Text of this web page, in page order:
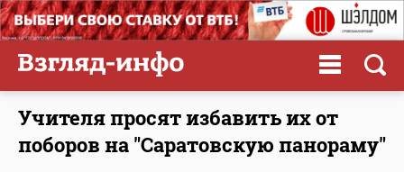
Учителя просят избавить их от
поборов на "Саратовскую панораму"